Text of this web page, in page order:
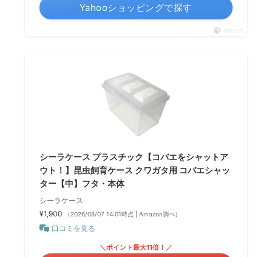
Yahooショッピングで探す
ポチップ
シーラケース プラスチック【コバエをシャットア
ウト！】昆虫飼育ケース クワガタ用 コバエシャッ
ター【中】フタ・本体
シーラケース
¥1,900
（2026/08/07 14:01時点 | Amazon調べ）
口コミを見る
＼ポイント最大11倍！／